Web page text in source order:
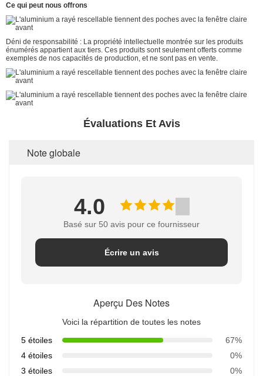
Ce qui peut nous offrons
Déni de responsabilité : La propriété intellectuelle montrée sur les produits
énumérés appartient aux tiers. Ces produits sont seulement offerts comme
exemples de nos capacités de production, et ne sont pas en vente.
Évaluations Et Avis
Note globale
4.0
Basé sur 50 avis pour ce fournisseur
Écrire un avis
Aperçu Des Notes
Voici la répartition de toutes les notes
5 étoiles
67%
4 étoiles
0%
3 étoiles
0%